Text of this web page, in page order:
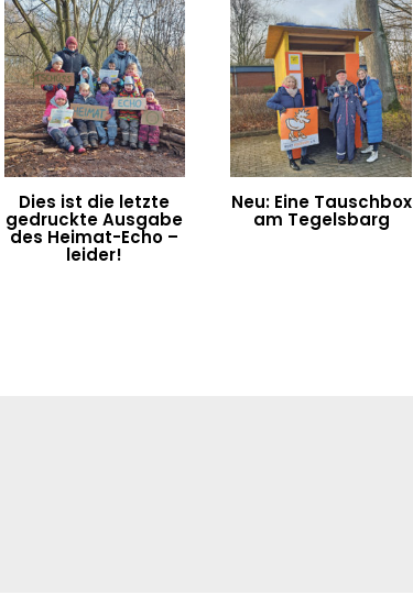
Dies ist die letzte
gedruckte Ausgabe
des Heimat-Echo –
leider!
Neu: Eine Tauschbox
am Tegelsbarg